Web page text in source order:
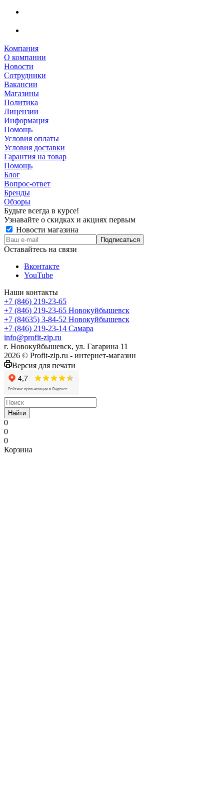
Компания
О компании
Новости
Сотрудники
Вакансии
Магазины
Политика
Лицензии
Информация
Помощь
Условия оплаты
Условия доставки
Гарантия на товар
Помощь
Блог
Вопрос-ответ
Бренды
Обзоры
Будьте всегда в курсе!
Узнавайте о скидках и акциях первым
Новости магазина
Оставайтесь на связи
Вконтакте
YouTube
Наши контакты
+7 (846) 219-23-65
+7 (846) 219-23-65 Новокуйбышевск
+7 (84635) 3-84-52 Новокуйбышевск
+7 (846) 219-23-14 Самара
info@profit-zip.ru
г. Новокуйбышевск, ул. Гагарина 11
2026 © Profit-zip.ru - интернет-магазин
Версия для печати
Найти
0
0
0
Корзина